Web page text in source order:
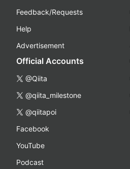
Feedback/Requests
Help
Advertisement
Official Accounts
@Qiita
@qiita_milestone
@qiitapoi
Facebook
YouTube
Podcast